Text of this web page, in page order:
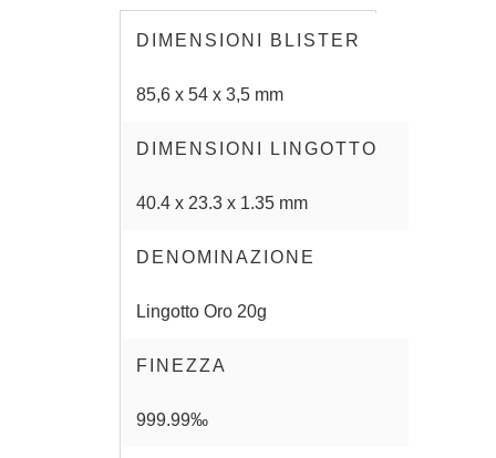
DIMENSIONI BLISTER
85,6 x 54 x 3,5 mm
DIMENSIONI LINGOTTO
40.4 x 23.3 x 1.35 mm
DENOMINAZIONE
Lingotto Oro 20g
FINEZZA
999.99‰